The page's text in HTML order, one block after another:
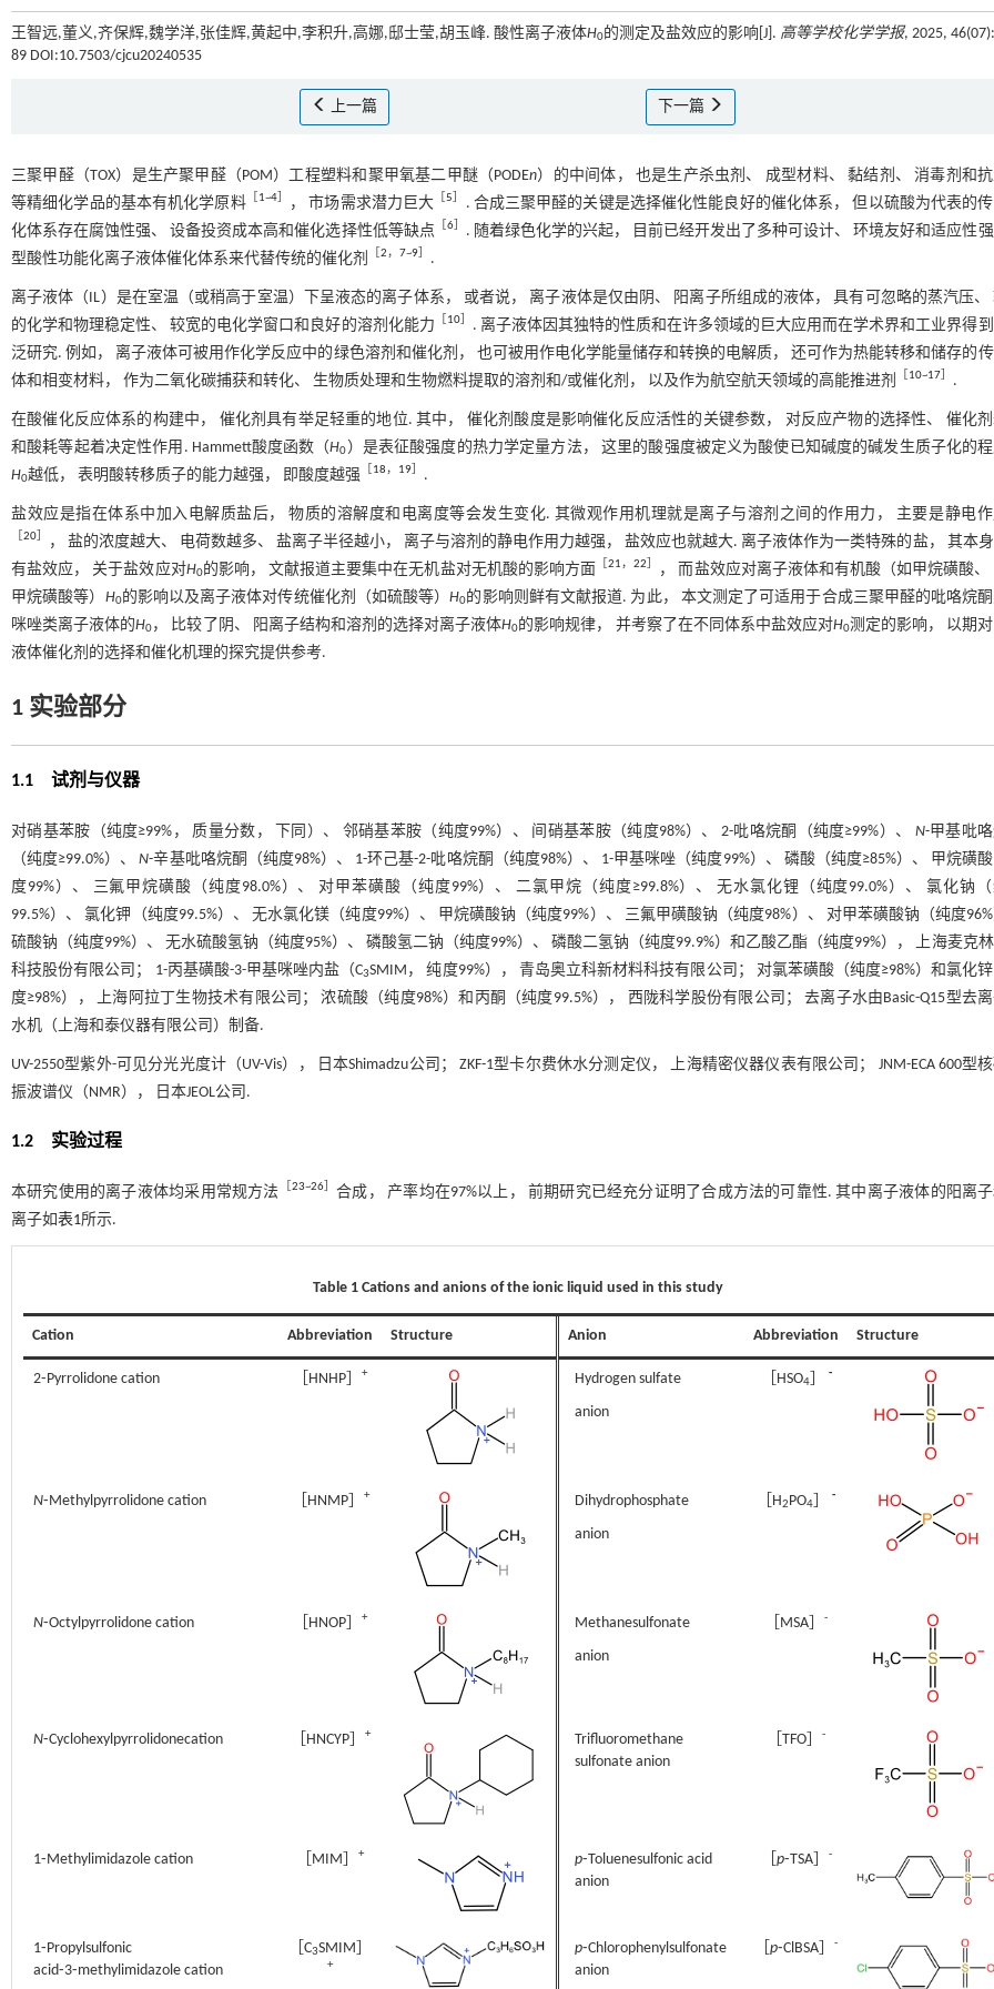
王智远,董义,齐保辉,魏学洋,张佳辉,黄起中,李积升,高娜,邸士莹,胡玉峰. 酸性离子液体H0的测定及盐效应的影响[J]. 高等学校化学学报, 2025,
89 DOI:10.7503/cjcu20240535
上一篇 下一篇
三聚甲醛（TOX）是生产聚甲醛（POM）工程塑料和聚甲氧基二甲醚（PODEn）的中间体， 也是生产杀虫剂、 成型材料、 黏结剂、 消毒剂和
等精细化学品的基本有机化学原料 ［1~4］ ， 市场需求潜力巨大 ［5］
. 合成三聚甲醛的关键是选择催化性能良好的催化体系， 但以硫酸为代表的
化体系存在腐蚀性强、 设备投资成本高和催化选择性低等缺点 ［6］
. 随着绿色化学的兴起， 目前已经开发出了多种可设计、 环境友好和适应性
型酸性功能化离子液体催化体系来代替传统的催化剂
［2， 7~9］ .
离子液体（IL）是在室温（或稍高于室温）下呈液态的离子体系， 或者说， 离子液体是仅由阴、 阳离子所组成的液体， 具有可忽略的蒸汽压、
的化学和物理稳定性、 较宽的电化学窗口和良好的溶剂化能力 ［10］
. 离子液体因其独特的性质和在许多领域的巨大应用而在学术界和工业界得
泛研究. 例如， 离子液体可被用作化学反应中的绿色溶剂和催化剂， 也可被用作电化学能量储存和转换的电解质， 还可作为热能转移和储存的
体和相变材料， 作为二氧化碳捕获和转化、 生物质处理和生物燃料提取的溶剂和/或催化剂， 以及作为航空航天领域的高能推进剂
［10~17］ .
在酸催化反应体系的构建中， 催化剂具有举足轻重的地位. 其中， 催化剂酸度是影响催化反应活性的关键参数， 对反应产物的选择性、 催化
和酸耗等起着决定性作用. Hammett酸度函数（H0）是表征酸强度的热力学定量方法， 这里的酸强度被定义为酸使已知碱度的碱发生质子化的程
H0越低， 表明酸转移质子的能力越强， 即酸度越强 ［18， 19］ .
盐效应是指在体系中加入电解质盐后， 物质的溶解度和电离度等会发生变化. 其微观作用机理就是离子与溶剂之间的作用力， 主要是静电
［20］
， 盐的浓度越大、 电荷数越多、 盐离子半径越小， 离子与溶剂的静电作用力越强， 盐效应也就越大. 离子液体作为一类特殊的盐， 其本
有盐效应， 关于盐效应对H0的影响， 文献报道主要集中在无机盐对无机酸的影响方面 ［21，22］
， 而盐效应对离子液体和有机酸（如甲烷磺酸、
甲烷磺酸等） H0的影响以及离子液体对传统催化剂（如硫酸等）H0的影响则鲜有文献报道. 为此， 本文测定了可适用于合成三聚甲醛的吡咯烷
咪唑类离子液体的H0， 比较了阴、 阳离子结构和溶剂的选择对离子液体H0的影响规律， 并考察了在不同体系中盐效应对H0测定的影响， 以期
液体催化剂的选择和催化机理的探究提供参考.
1 实验部分
1.1 试剂与仪器
对硝基苯胺（纯度≥99%， 质量分数， 下同）、 邻硝基苯胺（纯度99%）、 间硝基苯胺（纯度98%）、 2-吡咯烷酮（纯度≥99%）、 N-甲基吡
（纯度≥99.0%）、N-辛基吡咯烷酮（纯度98%）、 1-环己基-2-吡咯烷酮（纯度98%）、 1-甲基咪唑（纯度99%）、 磷酸（纯度≥85%）、 甲烷磺
度99%）、 三氟甲烷磺酸（纯度98.0%）、 对甲苯磺酸（纯度99%）、 二氯甲烷（纯度≥99.8%）、 无水氯化锂（纯度99.0%）、 氯化钠
99.5%）、 氯化钾（纯度99.5%）、 无水氯化镁（纯度99%）、 甲烷磺酸钠（纯度99%）、 三氟甲磺酸钠（纯度98%）、 对甲苯磺酸钠（纯度96%
硫酸钠（纯度99%）、 无水硫酸氢钠（纯度95%）、 磷酸氢二钠（纯度99%）、 磷酸二氢钠（纯度99.9%）和乙酸乙酯（纯度99%）， 上海麦克
科技股份有限公司； 1-丙基磺酸-3-甲基咪唑内盐（C3SMIM， 纯度99%）， 青岛奥立科新材料科技有限公司； 对氯苯磺酸（纯度≥98%）和氯化
度≥98%）， 上海阿拉丁生物技术有限公司； 浓硫酸（纯度98%）和丙酮（纯度99.5%）， 西陇科学股份有限公司； 去离子水由Basic-Q15型去
水机（上海和泰仪器有限公司）制备.
UV-2550型紫外-可见分光光度计（UV-Vis）， 日本Shimadzu公司； ZKF-1型卡尔费休水分测定仪， 上海精密仪器仪表有限公司； JNM-ECA 600型
振波谱仪（NMR）， 日本JEOL公司.
1.2 实验过程
本研究使用的离子液体均采用常规方法 ［23~26］合成， 产率均在97%以上， 前期研究已经充分证明了合成方法的可靠性. 其中离子液体的阳离
离子如表1所示.
Table 1 Cations and anions of the ionic liquid used in this study
Cation Abbreviation Structure Anion Abbreviation Structure
2⁃Pyrrolidone cation ［HNHP］ +
Hydrogen sulfate
anion
［HSO4］ -
N⁃Methylpyrrolidone cation ［HNMP］ +
Dihydrophosphate
anion
［H2PO4
-
N⁃Octylpyrrolidone cation ［HNOP］ +
Methanesulfonate
anion
［MSA］ -
N⁃Cyclohexylpyrrolidonecation ［HNCYP］ +
Trifluoromethane
sulfonate anion
［TFO］ -
1⁃Methylimidazole cation ［MIM］ + p⁃Toluenesulfonic acid
anion
p⁃TSA］ -
1⁃Propylsulfonic
acid⁃3⁃methylimidazole cation
［C3SMIM］
+
p⁃Chlorophenylsulfonate
anion
p⁃ClBSA］ -